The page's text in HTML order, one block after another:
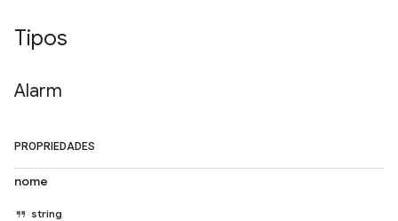
Tipos
Alarm
PROPRIEDADES
nome
string